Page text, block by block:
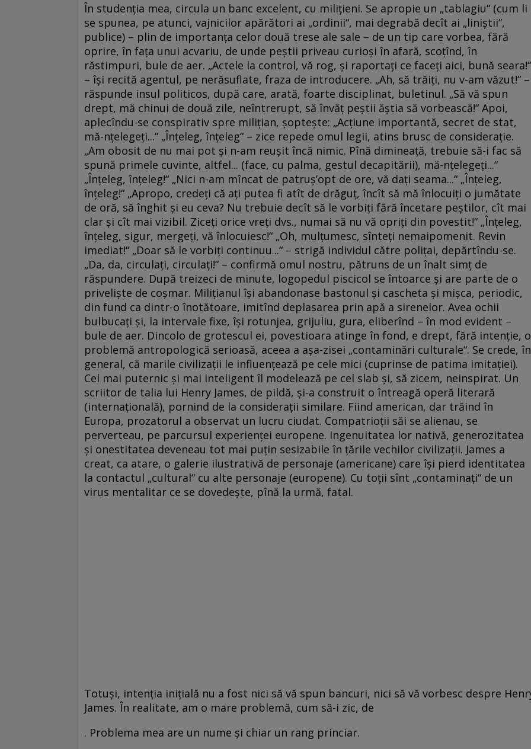
În studenţia mea, circula un banc excelent, cu miliţieni. Se apropie un „tablagiu“ (cum li
se spunea, pe atunci, vajnicilor apărători ai „ordinii“, mai degrabă decît ai „liniştii“,
publice) – plin de importanţa celor două trese ale sale – de un tip care vorbea, fără
oprire, în faţa unui acvariu, de unde peştii priveau curioşi în afară, scoţînd, în
răstimpuri, bule de aer. „Actele la control, vă rog, şi raportaţi ce faceţi aici, bună seara!“
– îşi recită agentul, pe nerăsuflate, fraza de introducere. „Ah, să trăiţi, nu v-am văzut!“ –
răspunde insul politicos, după care, arată, foarte disciplinat, buletinul. „Să vă spun
drept, mă chinui de două zile, neîntrerupt, să învăţ peştii ăştia să vorbească!“ Apoi,
aplecîndu-se conspirativ spre miliţian, şopteşte: „Acţiune importantă, secret de stat,
mă-nţelegeţi...“ „Înţeleg, înţeleg“ – zice repede omul legii, atins brusc de consideraţie.
„Am obosit de nu mai pot şi n-am reuşit încă nimic. Pînă dimineaţă, trebuie să-i fac să
spună primele cuvinte, altfel... (face, cu palma, gestul decapitării), mă-nţelegeţi...“
„Înţeleg, înţeleg!“ „Nici n-am mîncat de patruş’opt de ore, vă daţi seama...“ „Înţeleg,
înţeleg!“ „Apropo, credeţi că aţi putea fi atît de drăguţ, încît să mă înlocuiţi o jumătate
de oră, să înghit şi eu ceva? Nu trebuie decît să le vorbiţi fără încetare peştilor, cît mai
clar şi cît mai vizibil. Ziceţi orice vreţi dvs., numai să nu vă opriţi din povestit!“ „Înţeleg,
înţeleg, sigur, mergeţi, vă înlocuiesc!“ „Oh, mulţumesc, sînteţi nemaipomenit. Revin
imediat!“ „Doar să le vorbiţi continuu...“ – strigă individul către poliţai, depărtîndu-se.
„Da, da, circulaţi, circulaţi!“ – confirmă omul nostru, pătruns de un înalt simţ de
răspundere. După treizeci de minute, logopedul piscicol se întoarce şi are parte de o
privelişte de coşmar. Miliţianul îşi abandonase bastonul şi cascheta şi mişca, periodic,
din fund ca dintr-o înotătoare, imitînd deplasarea prin apă a sirenelor. Avea ochii
bulbucaţi şi, la intervale fixe, îşi rotunjea, grijuliu, gura, eliberînd – în mod evident –
bule de aer. Dincolo de grotescul ei, povestioara atinge în fond, e drept, fără intenţie, o
problemă antropologică serioasă, aceea a aşa-zisei „contaminări culturale“. Se crede, în
general, că marile civilizaţii le influenţează pe cele mici (cuprinse de patima imitaţiei).
Cel mai puternic şi mai inteligent îl modelează pe cel slab şi, să zicem, neinspirat. Un
scriitor de talia lui Henry James, de pildă, şi-a construit o întreagă operă literară
(internaţională), pornind de la consideraţii similare. Fiind american, dar trăind în
Europa, prozatorul a observat un lucru ciudat. Compatrioţii săi se alienau, se
perverteau, pe parcursul experienţei europene. Ingenuitatea lor nativă, generozitatea
şi onestitatea deveneau tot mai puţin sesizabile în ţările vechilor civilizaţii. James a
creat, ca atare, o galerie ilustrativă de personaje (americane) care îşi pierd identitatea
la contactul „cultural“ cu alte personaje (europene). Cu toţii sînt „contaminaţi“ de un
virus mentalitar ce se dovedeşte, pînă la urmă, fatal.
Totuşi, intenţia iniţială nu a fost nici să vă spun bancuri, nici să vă vorbesc despre
James. În realitate, am o mare problemă, cum să-i zic, de
. Problema mea are un nume şi chiar un rang princiar.